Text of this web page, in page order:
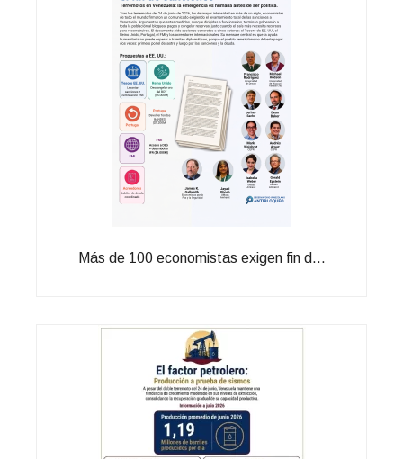
Más de 100 economistas exigen fin d...